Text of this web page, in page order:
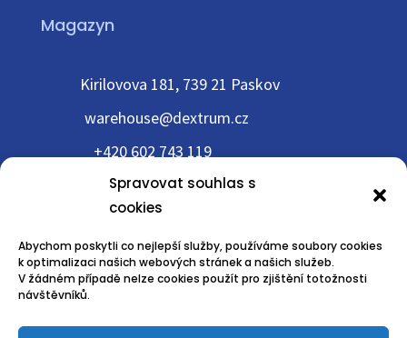
Spravovat souhlas s
cookies
Abychom poskytli co nejlepší služby, používáme soubory cookies
k optimalizaci našich webových stránek a našich služeb.
V žádném případě nelze cookies použít pro zjištění totožnosti
návštěvníků.
Magazyn
Kirilovova 181, 739 21 Paskov
warehouse@dextrum.cz
+420 602 743 119